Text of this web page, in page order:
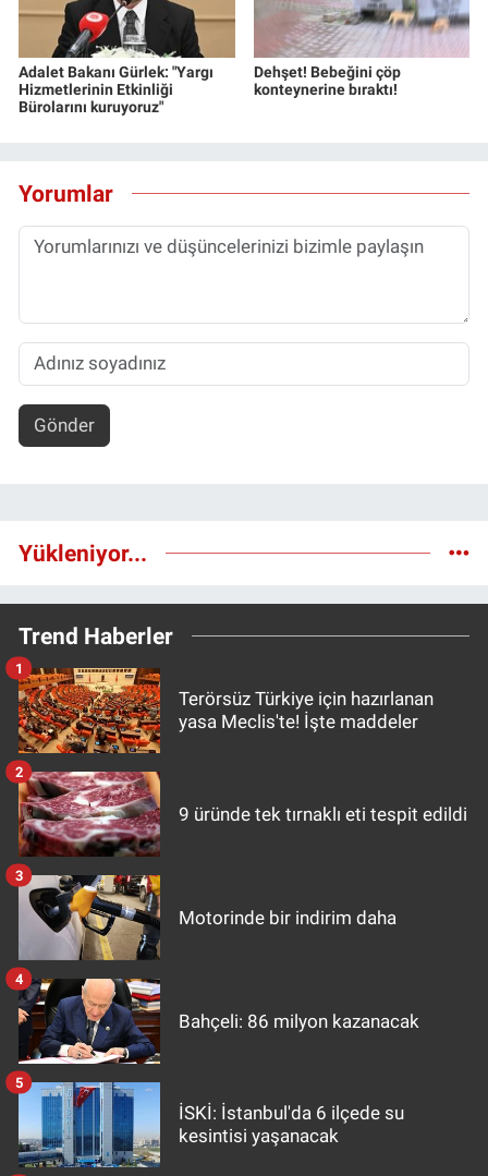
Adalet Bakanı Gürlek: "Yargı
Hizmetlerinin Etkinliği
Bürolarını kuruyoruz"
Dehşet! Bebeğini çöp
konteynerine bıraktı!
Yorumlar
Gönder
Yükleniyor...
Trend Haberler
Terörsüz Türkiye için hazırlanan
yasa Meclis'te! İşte maddeler
1
9 üründe tek tırnaklı eti tespit edildi
2
Motorinde bir indirim daha
3
Bahçeli: 86 milyon kazanacak
4
İSKİ: İstanbul'da 6 ilçede su
kesintisi yaşanacak
5